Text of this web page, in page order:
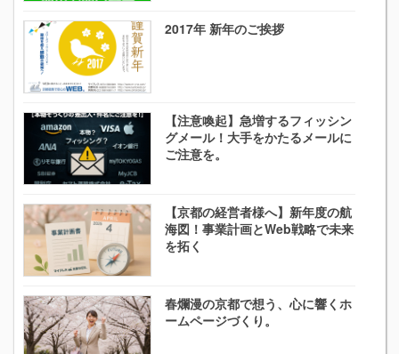
2017年 新年のご挨拶
【注意喚起】急増するフィッシン
グメール！大手をかたるメールに
ご注意を。
【京都の経営者様へ】新年度の航
海図！事業計画とWeb戦略で未来
を拓く
春爛漫の京都で想う、心に響くホ
ームページづくり。